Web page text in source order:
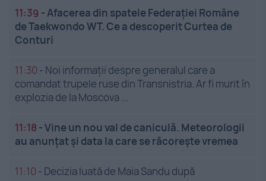
11:39 - Afacerea din spatele Federației Române
de Taekwondo WT. Ce a descoperit Curtea de
Conturi
11:30 - Noi informații despre generalul care a
comandat trupele ruse din Transnistria. Ar fi murit în
explozia de la Moscova ...
11:18 -Vine un nou val de caniculă. Meteorologii
au anunțat și data la care se răcorește vremea
11:10 - Decizia luată de Maia Sandu după